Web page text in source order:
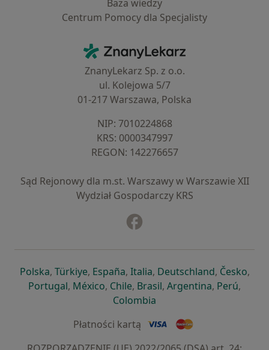
Baza wiedzy
Centrum Pomocy dla Specjalisty
ZnanyLekarz - Strona główna
ZnanyLekarz Sp. z o.o.
ul. Kolejowa 5/7
01-217 Warszawa, Polska
NIP: ⁠7010224868
KRS: ⁠0000347997
REGON: ⁠142276657
Sąd Rejonowy dla m.st. Warszawy w Warszawie XII
Wydział Gospodarczy KRS
Polskaotwiera się w nowej karcie
, Türkiyeotwiera się w nowej karcie
, Españaotwiera się w nowej karcie
, Italiaotwiera się w nowej
, Deutschlandotwiera się
, Česko,
Portugalotwiera się w nowej karcie
, Méxicootwiera się w nowej karcie
, Chileotwiera się w nowej karcie
, Brasilotwiera się w nowej
, Argentinaotwiera się
, Perú,
Colombia
Płatności kartą